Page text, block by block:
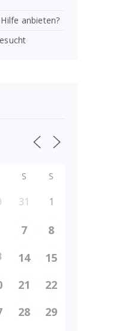
anbieten?
S S
31 1
7 8
14
15
21
22
28
29